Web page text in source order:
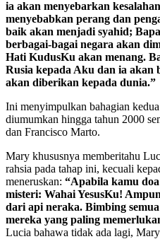
ia akan menyebarkan
menyebabkan perang dan
baik akan menjadi syahid;
berbagai-bagai negara akan
Hati KudusKu akan menang.
Rusia kepada Aku dan ia akan
akan diberikan kepada dunia.”
Ini menyimpulkan bahagian
diumumkan hingga tahun 2000
dan Francisco Marto.
Mary khususnya memberitahu
rahsia pada tahap ini, kecuali
meneruskan: “Apabila kamu
misteri: Wahai YesusKu!
dari api neraka. Bimbing
mereka yang paling
Lucia bahawa tidak ada lagi,